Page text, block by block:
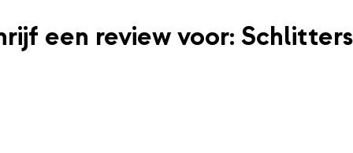
een review voor: Schlitters